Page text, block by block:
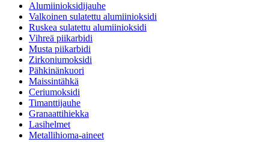
Alumiinioksidijauhe
Valkoinen sulatettu alumiinioksidi
Ruskea sulatettu alumiinioksidi
Vihreä piikarbidi
Musta piikarbidi
Zirkoniumoksidi
Pähkinänkuori
Maissintähkä
Ceriumoksidi
Timanttijauhe
Granaattihiekka
Lasihelmet
Metallihioma-aineet